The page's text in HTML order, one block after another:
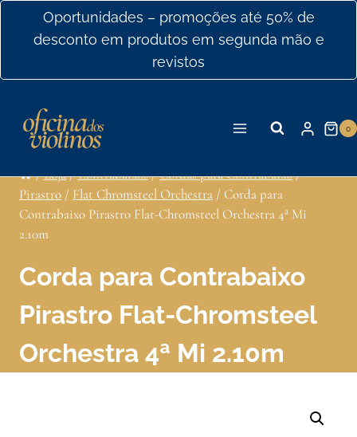
conteúdo
Oportunidades – promoções até 50% de
desconto em produtos em segunda mão e
revistos
0
/Loja/Contrabaixos/Cordas para Contrabaixo/
Pirastro / Flat Chromsteel Orchestra / Corda para
Contrabaixo Pirastro Flat-Chromsteel Orchestra 4ª Mi
2.10m
Corda para Contrabaixo
Pirastro Flat-Chromsteel
Orchestra 4ª Mi 2.10m